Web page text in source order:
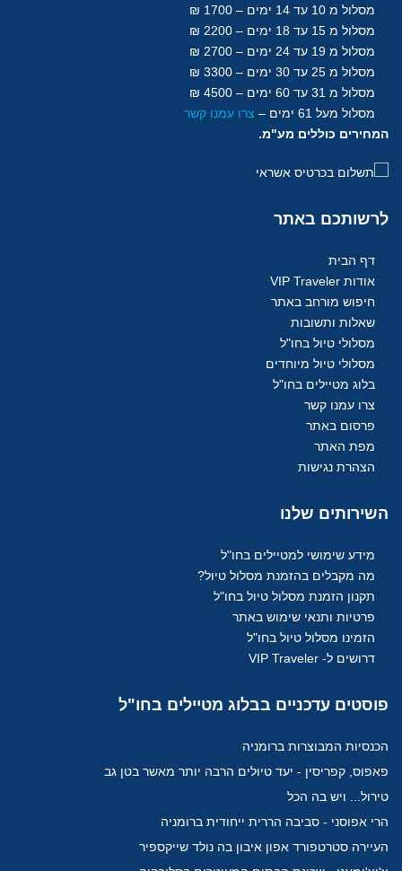
מסלול מ 10 עד 14 ימים – 1700 ₪
מסלול מ 15 עד 18
ימים – 2200 ₪
מסלול מ 19 עד 24 ימים – 2700 ₪
מסלול מ 25 עד 30
ימים – 3300 ₪
מסלול מ 31 עד 60
ימים – 4500 ₪
מסלול מעל 61
ימים – צרו עמנו קשר
המחירים כוללים מע"מ.
לרשותכם באתר
דף הבית
אודות VIP Traveler
חיפוש מורחב באתר
שאלות ותשובות
מסלולי טיול בחו"ל
מסלולי טיול מיוחדים
בלוג מטיילים בחו"ל
צרו עמנו קשר
פרסום באתר
מפת האתר
הצהרת נגישות
השירותים שלנו
מידע שימושי למטיילים בחו"ל
מה מקבלים בהזמנת מסלול טיול?
תקנון הזמנת מסלול טיול בחו"ל
פרטיות ותנאי שימוש באתר
הזמינו מסלול טיול בחו"ל
דרושים ל- VIP Traveler
פוסטים עדכניים בבלוג מטיילים בחו"ל
הכנסיות המבוצרות ברומניה
פאפוס, קפריסין - יעד טיולים הרבה יותר מאשר בטן גב
טירול... ויש בה הכל
הרי אפוסני - סביבה הררית ייחודית ברומניה
העיירה סטרטפורד אפון איבון בה נולד שייקספיר